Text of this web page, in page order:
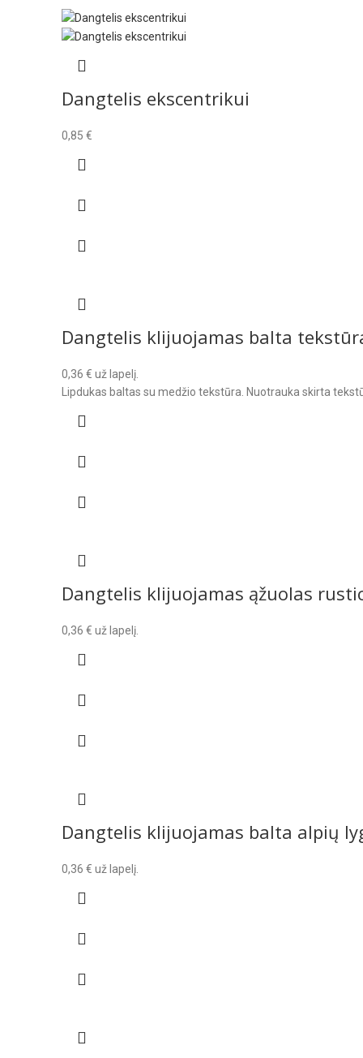
Dangtelis ekscentrikui
0,85 €
Dangtelis klijuojamas balta
0,36 € už lapelį.
Lipdukas baltas su medžio tekstūra. Nuotrauka skirta
Dangtelis klijuojamas ąžuolas
0,36 € už lapelį.
Dangtelis klijuojamas balta alpių
0,36 € už lapelį.